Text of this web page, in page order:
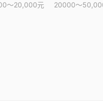
～20,000元 20000～